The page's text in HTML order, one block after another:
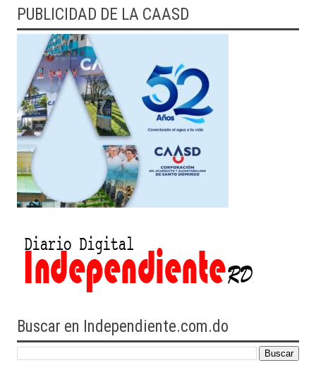
PUBLICIDAD DE LA CAASD
Buscar en Independiente.com.do